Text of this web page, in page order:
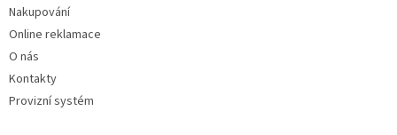
Nakupování
Online reklamace
O nás
Kontakty
Provizní systém